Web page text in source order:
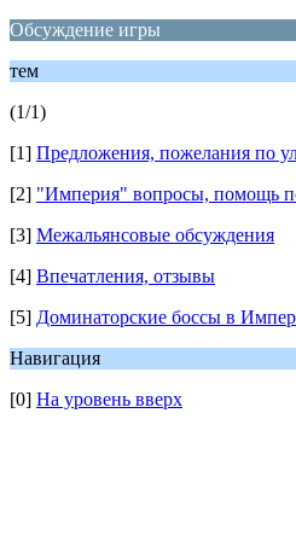
Обсуждение игры
тем
(1/1)
[1] Предложения, пожелания по
[2] "Империя" вопросы, помощь
[3] Межальянсовые обсуждения
[4] Впечатления, отзывы
[5] Доминаторские боссы в
Навигация
[0] На уровень вверх